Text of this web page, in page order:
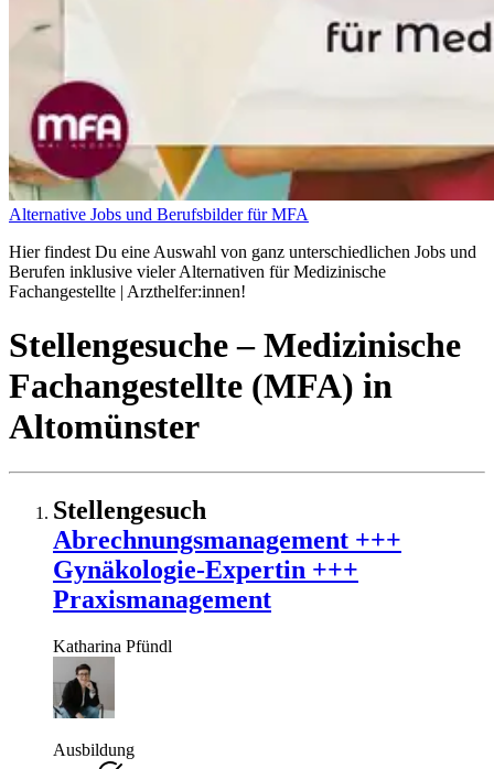
Alternative Jobs und Berufsbilder für MFA
Hier findest Du eine Auswahl von ganz unterschiedlichen Jobs und
Berufen inklusive vieler Alternativen für Medizinische
Fachangestellte | Arzthelfer:innen!
Stellengesuche– Medizinische
Fachangestellte (MFA) in
Altomünster
Stellengesuch
Abrechnungsmanagement +++
Gynäkologie-Expertin +++
Praxismanagement
Katharina Pfündl
Ausbildung